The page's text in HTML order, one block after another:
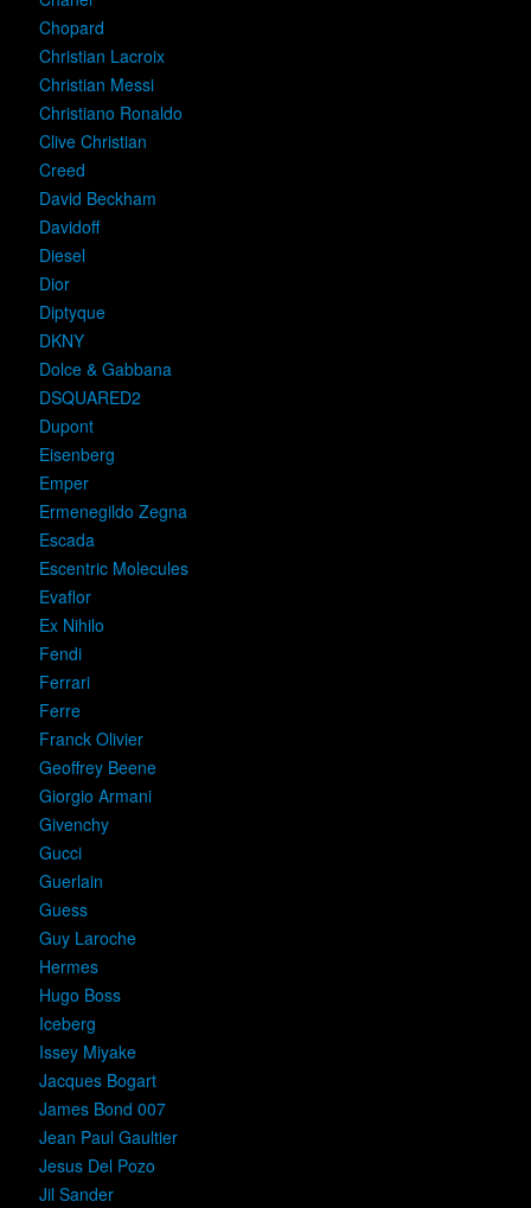
Chopard
Christian Lacroix
Christian Messi
Christiano Ronaldo
Clive Christian
Creed
David Beckham
Davidoff
Diesel
Dior
Diptyque
DKNY
Dolce & Gabbana
DSQUARED2
Dupont
Eisenberg
Emper
Ermenegildo Zegna
Escada
Escentric Molecules
Evaflor
Ex Nihilo
Fendi
Ferrari
Ferre
Franck Olivier
Geoffrey Beene
Giorgio Armani
Givenchy
Gucci
Guerlain
Guess
Guy Laroche
Hermes
Hugo Boss
Iceberg
Issey Miyake
Jacques Bogart
James Bond 007
Jean Paul Gaultier
Jesus Del Pozo
Jil Sander